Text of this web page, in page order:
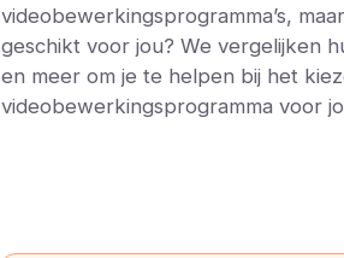
videobewerkingsprogramma’s,
geschikt voor jou? We vergelijken
en meer om je te helpen bij het
videobewerkingsprogramma voor